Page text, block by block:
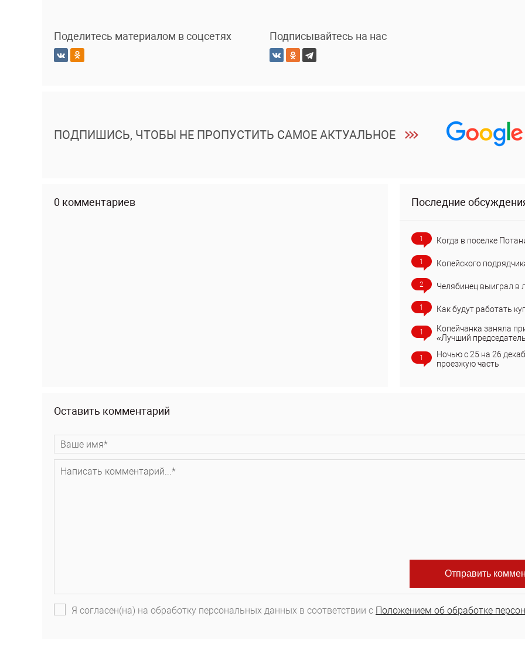
Поделитесь материалом в соцсетях Подписывайтесь на нас
ПОДПИШИСЬ, ЧТОБЫ НЕ ПРОПУСТИТЬ САМОЕ АКТУАЛЬНОЕ
0 комментариев Последние
1 Когда в поселке
1 Копейского
2 Челябинец выиграл в
1 Как будут работать
1
Копейчанка заняла
«Лучший
1
Ночью с 25 на 26
проезжую часть
Оставить комментарий
Я согласен(на) на обработку персональных данных в соответствии с Положением об обработке